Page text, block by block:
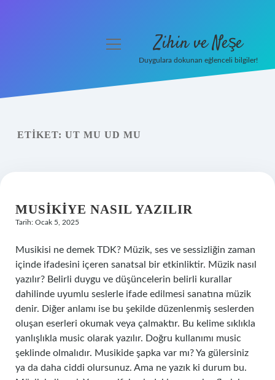
Yasal Uyarı
menüyü
Zihin ve Neşe
Duygulara dokunan eğlenceli bilgiler!
ETIKET: UT MU UD MU
MUSIKIYE NASIL YAZILIR
Tarih: Ocak 5, 2025
Musikisi ne demek TDK? Müzik, ses ve sessizliğin zaman
içinde ifadesini içeren sanatsal bir etkinliktir. Müzik nasıl
yazılır? Belirli duygu ve düşüncelerin belirli kurallar
dahilinde uyumlu seslerle ifade edilmesi sanatına müzik
denir. Diğer anlamı ise bu şekilde düzenlenmiş seslerden
oluşan eserleri okumak veya çalmaktır. Bu kelime sıklıkla
yanlışlıkla music olarak yazılır. Doğru kullanımı music
şeklinde olmalıdır. Musikide şapka var mı? Ya gülersiniz
ya da daha ciddi olursunuz. Ama ne yazık ki durum bu.